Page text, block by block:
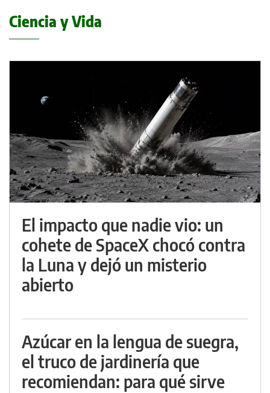
Ciencia y Vida
El impacto que nadie vio: un
cohete de SpaceX chocó contra
la Luna y dejó un misterio
abierto
Azúcar en la lengua de suegra,
el truco de jardinería que
recomiendan: para qué sirve